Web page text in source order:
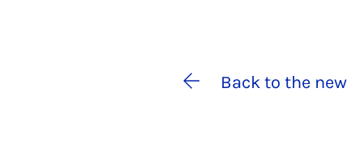
Back to the